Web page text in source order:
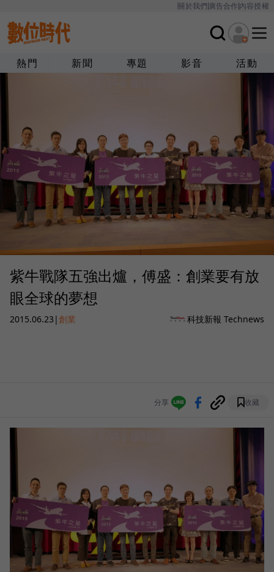
關於我們廣告合作內容授權
熱門 新聞 專題 影音 活動
紫牛戰隊五強出爐，傅盛：創業要有放
眼全球的夢想
2015.06.23 |創業 科技新報 Technews
分享 收藏